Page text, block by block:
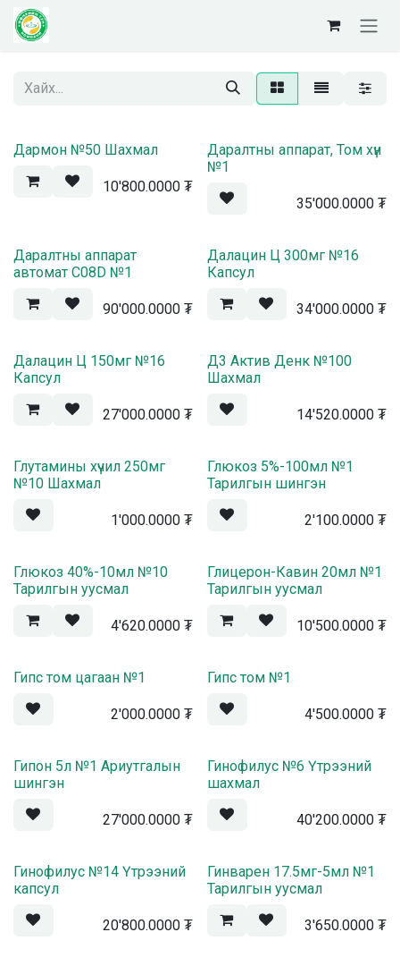
Skip to Content
Дармон №50 Шахмал
10'800.0000₮
Даралтны аппарат, Том хүн
№1
35'000.0000₮
Даралтны аппарат
автомат C08D №1
90'000.0000₮
Жортой
Далацин Ц 300мг №16
Капсул
34'000.0000₮
Жортой
Далацин Ц 150мг №16
Капсул
27'000.0000₮
Д3 Актив Денк №100
Шахмал
14'520.0000₮
Глутамины хүчил 250мг
№10 Шахмал
1'000.0000₮
Жортой
Глюкоз 5%-100мл №1
Тарилгын шингэн
2'100.0000₮
Жортой
Глюкоз 40%-10мл №10
Тарилгын уусмал
4'620.0000₮
Жортой
Глицерон-Кавин 20мл №1
Тарилгын уусмал
10'500.0000₮
Гипс том цагаан №1
2'000.0000₮
Гипс том №1
4'500.0000₮
Гипон 5л №1 Ариутгалын
шингэн
27'000.0000₮
Гинофилус №6 Үтрээний
шахмал
40'200.0000₮
Гинофилус №14 Үтрээний
капсул
20'800.0000₮
Жортой
Гинварен 17.5мг-5мл №1
Тарилгын уусмал
3'650.0000₮